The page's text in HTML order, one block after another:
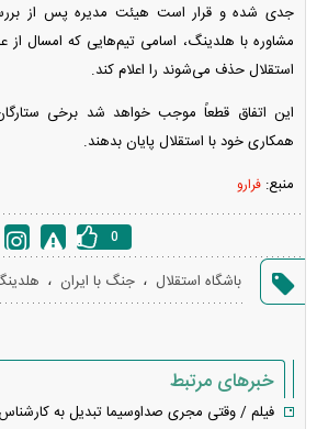
جدی شده و قرار است هیئت مدیره پس از
مشاوره با هلدینگ، اسامی تیم‌هایی که امسال از
استقلال حذف می‌شوند را اعلام کند.
این اتفاق قطعاً موجب خواهد شد برخی
همکاری خود با استقلال پایان بدهند.
منبع: فرارو
گزارش
خطا
0
باشگاه استقلال ، جنگ با ایران ،
خبرهای مرتبط
فیلم / وقتی مجری صداوسیما تبدیل به